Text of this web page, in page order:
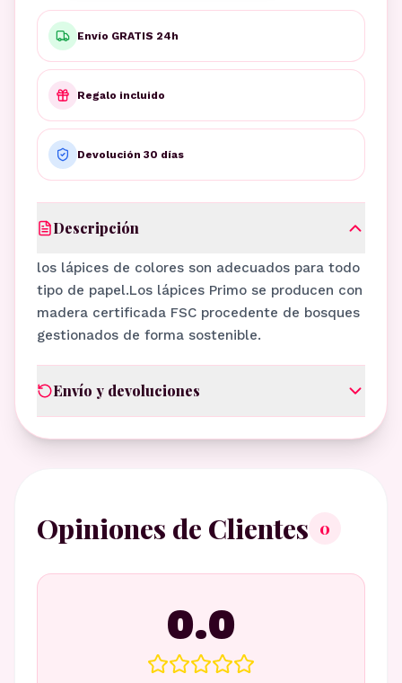
Envío GRATIS 24h
Regalo incluido
Devolución 30 días
Descripción
los lápices de colores son adecuados para todo
tipo de papel.Los lápices Primo se producen con
madera certificada FSC procedente de bosques
gestionados de forma sostenible.
Envío y devoluciones
Opiniones de Clientes 0
0.0